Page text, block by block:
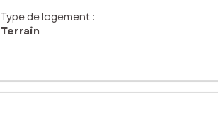
Type de logement :
Terrain